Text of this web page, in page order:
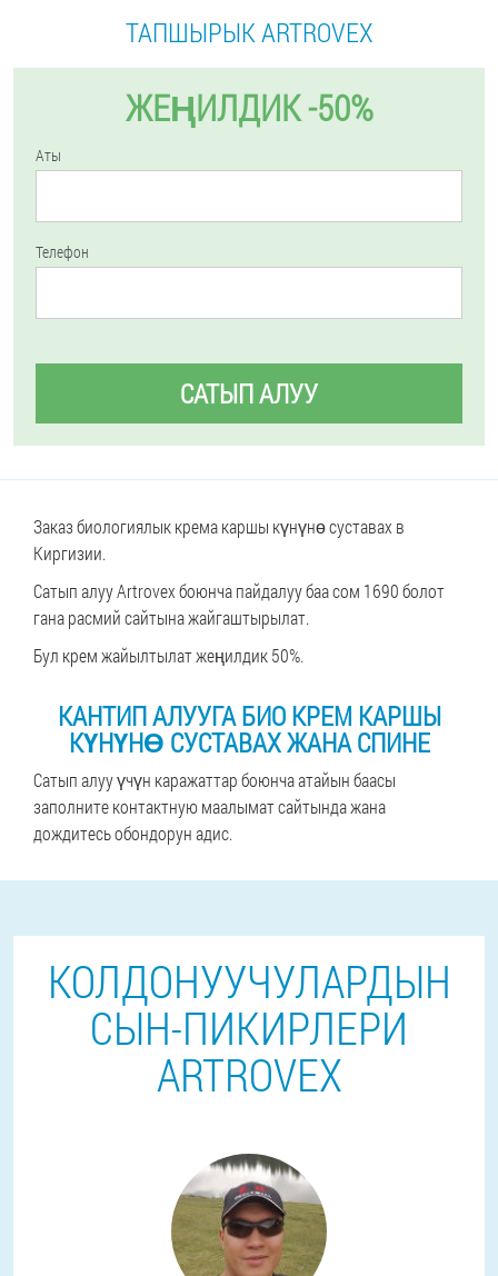
ТАПШЫРЫК ARTROVEX
ЖЕҢИЛДИК -50%
Аты
Телефон
САТЫП АЛУУ
Заказ биологиялык крема каршы күнүнө суставах в
Киргизии.
Сатып алуу Artrovex боюнча пайдалуу баа сом 1690 болот
гана расмий сайтына жайгаштырылат.
Бул крем жайылтылат жеңилдик 50%.
КАНТИП АЛУУГА БИО КРЕМ КАРШЫ
КҮНҮНӨ СУСТАВАХ ЖАНА СПИНЕ
Сатып алуу үчүн каражаттар боюнча атайын баасы
заполните контактную маалымат сайтында жана
дождитесь обондорун адис.
КОЛДОНУУЧУЛАРДЫН
СЫН-ПИКИРЛЕРИ
ARTROVEX